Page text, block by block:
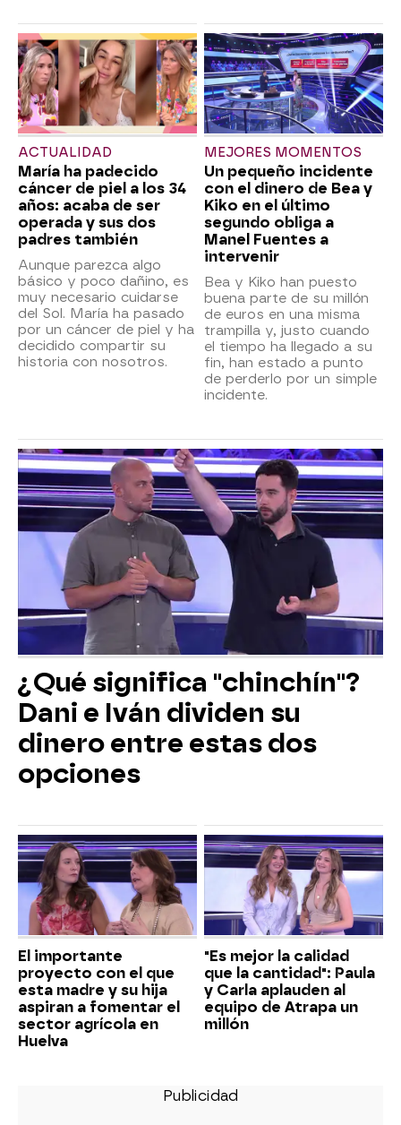
ACTUALIDAD
María ha padecido
cáncer de piel a los 34
años: acaba de ser
operada y sus dos
padres también
Aunque parezca algo
básico y poco dañino, es
muy necesario cuidarse
del Sol. María ha pasado
por un cáncer de piel y ha
decidido compartir su
historia con nosotros.
MEJORES MOMENTOS
Un pequeño incidente
con el dinero de Bea y
Kiko en el último
segundo obliga a
Manel Fuentes a
intervenir
Bea y Kiko han puesto
buena parte de su millón
de euros en una misma
trampilla y, justo cuando
el tiempo ha llegado a su
fin, han estado a punto
de perderlo por un simple
incidente.
¿Qué significa "chinchín"?
Dani e Iván dividen su
dinero entre estas dos
opciones
El importante
proyecto con el que
esta madre y su hija
aspiran a fomentar el
sector agrícola en
Huelva
"Es mejor la calidad
que la cantidad": Paula
y Carla aplauden al
equipo de Atrapa un
millón